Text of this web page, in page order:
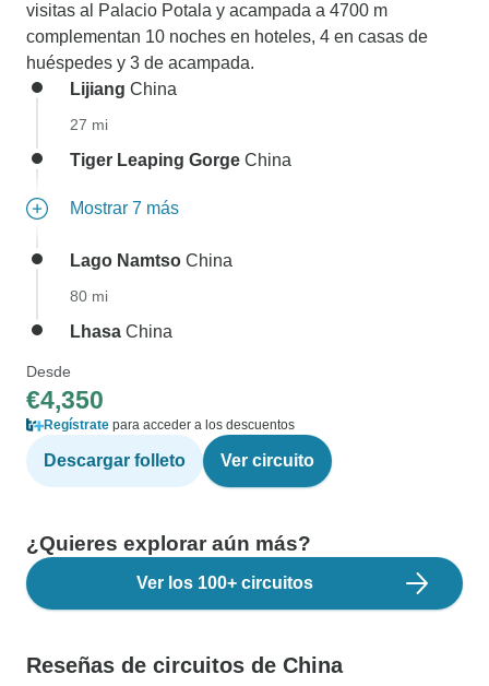
visitas al Palacio Potala y acampada a 4700 m
complementan 10 noches en hoteles, 4 en casas de
huéspedes y 3 de acampada.
Lijiang China
27 mi
Tiger Leaping Gorge China
Mostrar 7 más
Lago Namtso China
80 mi
Lhasa China
Desde
€4,350
Regístrate para acceder a los descuentos
Descargar folleto Ver circuito
¿Quieres explorar aún más?
Ver los 100+ circuitos
Reseñas de circuitos de China